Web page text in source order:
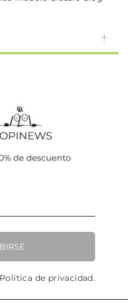
Política de privacidad.